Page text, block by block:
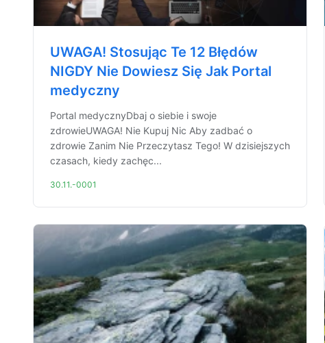
UWAGA! Stosując Te 12 Błędów
NIGDY Nie Dowiesz Się Jak Portal
medyczny
Portal medycznyDbaj o siebie i swoje
zdrowieUWAGA! Nie Kupuj Nic Aby zadbać o
zdrowie Zanim Nie Przeczytasz Tego! W dzisiejszych
czasach, kiedy zachęc...
30.11.-0001